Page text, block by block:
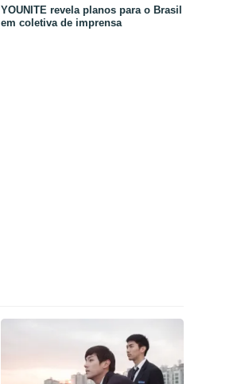
YOUNITE revela planos para o Brasil
em coletiva de imprensa